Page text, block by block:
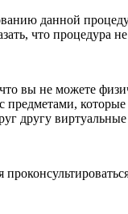
данной
что процедура
вы не можете
предметами,
другу